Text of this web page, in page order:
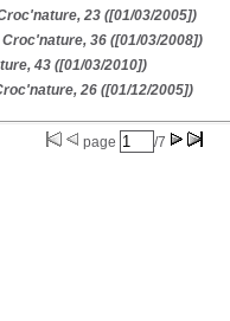
23 ([01/03/2005])
Croc'nature, 36 ([01/03/2008])
43 ([01/03/2010])
26 ([01/12/2005])
page /7